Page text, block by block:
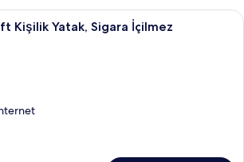
Executive Oda, 1 Çift Kişilik Yatak,
Kişilik Yatak, Sigara İçilmez